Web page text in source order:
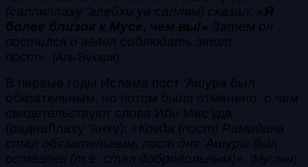
(салляллаху ‘алейхи уа саллям) сказал: «Я
более близок к Мусе, чем вы!» Затем он
постился и велел соблюдать этот
пост». (Аль-Бухари)
В первые годы Ислама пост ‘Ашура был
обязательным, но потом было отменено, о чем
свидетельствуют слова Ибн Мас‘уда
(радиаЛлаху ‘анху): «Когда (пост) Рамадана
стал обязательным, пост дня ‘Ашуры был
оставлен (т.е. стал добровольным)». (Муслим)